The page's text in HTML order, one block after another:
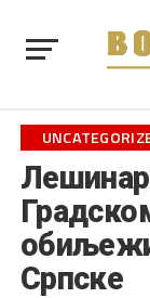
Српске